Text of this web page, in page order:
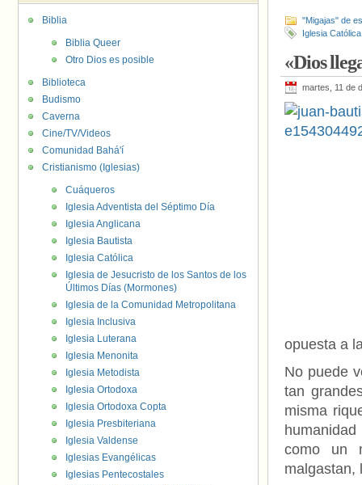
"Migajas" de
Iglesia Católica
«Dios
martes, 11 de
opuesta a
No puede
tan
misma
como un
malgastan,
Biblia
Biblia Queer
Otro Dios es posible
Biblioteca
Budismo
Caverna
Cine/TV/Videos
Comunidad Bahá'í
Cristianismo (Iglesias)
Cuáqueros
Iglesia Adventista del Séptimo Día
Iglesia Anglicana
Iglesia Bautista
Iglesia Católica
Iglesia de Jesucristo de los Santos de los
Últimos Días (Mormones)
Iglesia de la Comunidad Metropolitana
Iglesia Inclusiva
Iglesia Luterana
Iglesia Menonita
Iglesia Metodista
Iglesia Ortodoxa
Iglesia Ortodoxa Copta
Iglesia Presbiteriana
Iglesia Valdense
Iglesias Evangélicas
Iglesias Pentecostales